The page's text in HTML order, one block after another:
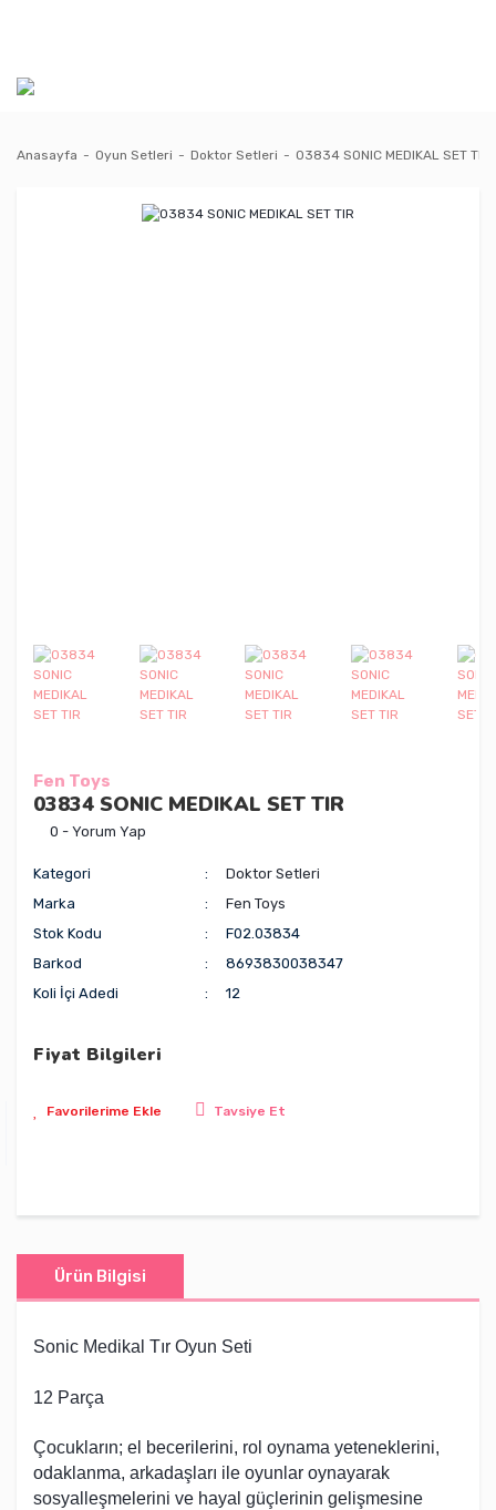
Anasayfa Oyun Setleri Doktor Setleri 03834 SONIC MEDIKAL SET TIR
Fen Toys
03834 SONIC MEDIKAL SET TIR
0 - Yorum Yap
Kategori
Doktor Setleri
Marka
Fen Toys
Stok Kodu
F02.03834
Barkod
8693830038347
Koli İçi Adedi
12
Fiyat Bilgileri
Tavsiye Et
Ürün Bilgisi
Sonic Medikal Tır Oyun Seti
12 Parça
Çocukların; el becerilerini, rol oynama yeteneklerini,
odaklanma, arkadaşları ile oyunlar oynayarak
sosyalleşmelerini ve hayal güçlerinin gelişmesine